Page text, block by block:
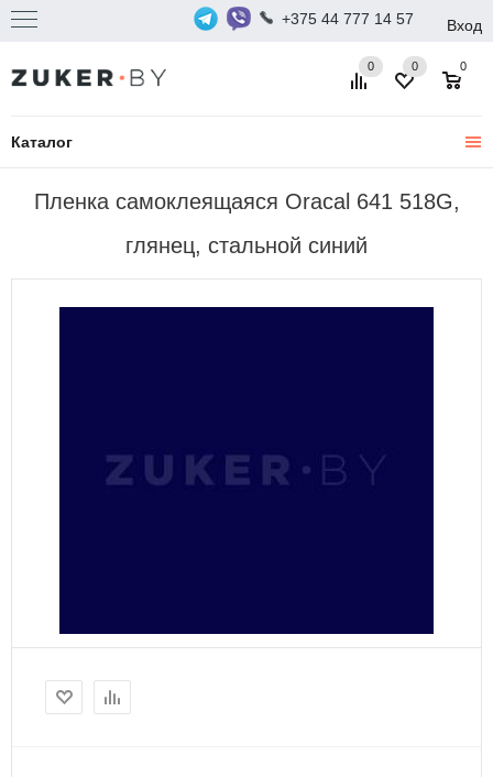
+375 44 777 14 57 Вход
Каталог
0 0
0
Пленка самоклеящаяся Oracal 641 518G,
глянец, стальной синий